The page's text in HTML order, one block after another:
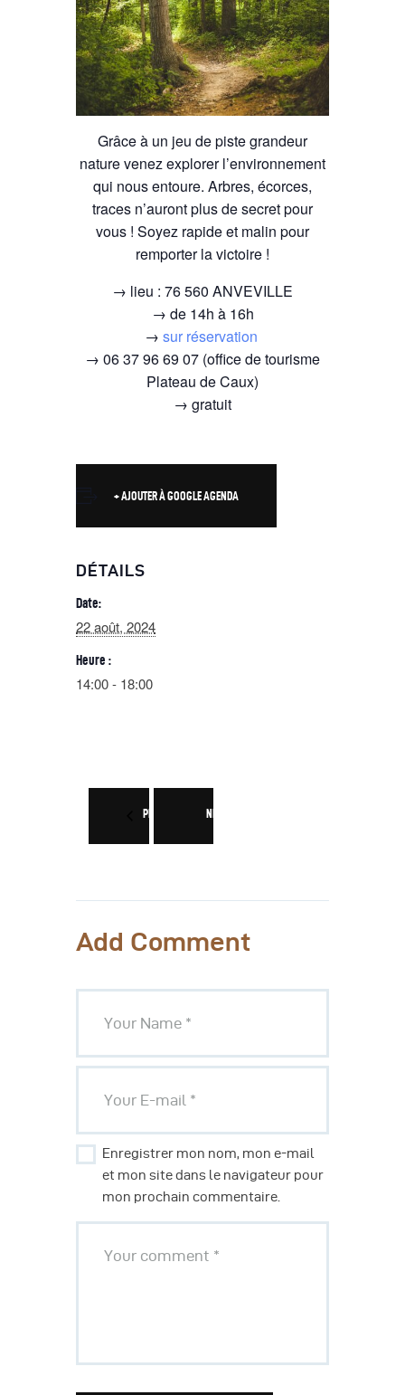
Grâce à un jeu de piste grandeur
nature venez explorer l’environnement
qui nous entoure. Arbres, écorces,
traces n’auront plus de secret pour
vous ! Soyez rapide et malin pour
remporter la victoire !
→ lieu : 76 560 ANVEVILLE
→ de 14h à 16h
→ sur réservation
→ 06 37 96 69 07 (office de tourisme
Plateau de Caux)
→ gratuit
+ AJOUTER À GOOGLE AGENDA
DÉTAILS
Date:
22 août, 2024
Heure :
14:00 - 18:00
PREV NEXT
Add Comment
Enregistrer mon nom, mon e-mail
et mon site dans le navigateur pour
mon prochain commentaire.